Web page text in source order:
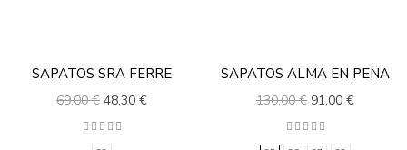
SAPATOS SRA FERRE
69,00 € 48,30 €
SAPATOS ALMA EN PENA
130,00 € 91,00 €